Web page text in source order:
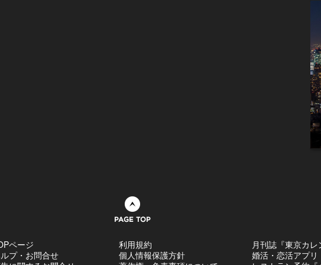
ページ
プ・お問合せ
利用規約
個人情報保護方針
月刊誌『東京カレ
婚活・恋活アプリ